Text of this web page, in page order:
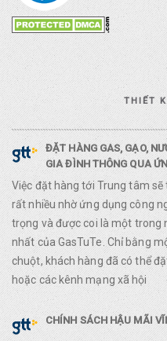
THIẾT
ĐẶT HÀNG GAS, GẠO,
GIA ĐÌNH THÔNG QUA
Việc đặt hàng tới Trung tâm
rất nhiều nhờ ứng dụng công
trọng và được coi là một trong
nhất của GasTuTe. Chỉ bằng
chuột, khách hàng đã có thể
hoặc các kênh mạng xã hội
CHÍNH SÁCH HẬU MÃI